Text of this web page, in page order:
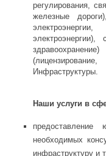
регулирования,
железные
электроэнергии),
Инфраструктуры.
Наши услуги в
необходимых
инфраструктуру и